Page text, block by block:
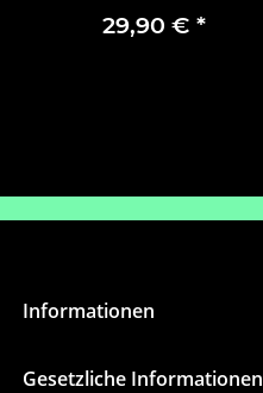
mit 3D Stern
29,90 € *
Informationen
Gesetzliche Informationen